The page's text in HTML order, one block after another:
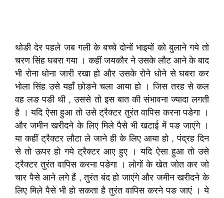
थोङी देर पहले जब गली के बच्चे दोनों भाइयों को बुलाने गये तो
चरण सिंह घबरा गया । कहीं जयकौर ने उसके लौट आने के बाद
भी रोना धोना जारी रखा हो और उसके रोने धोने से घबरा कर
भोला सिंह उसे यहाँ छोङने चला आया हो । जिस तरह से कल
वह लङ पङी थी , उससे तो इस बात की संभावना ज्यादा लगती
है । यदि ऐसा हुआ तो उसे ट्रैक्टर तुरंत वापिस करना पङेगा ।
और जमीन खरीदने के लिए मिले पैसे भी खटाई में पङ जाएंगे ।
या कहीं ट्रैक्टर लौटा ले जाने ही के लिए आया हो , पंद्रह दिन
से तो ऊपर हो गये ट्रैक्टर आए हुए । यदि ऐसा हुआ तो उसे
ट्रैक्टर तुरंत वापिस करना पङेगा । लोगों के खेत जोत कर जो
चार पैसे आने लगे हैं , तुरंत बंद हो जाएंगे और जमीन खरीदने के
लिए मिले पैसे भी हो सकता है तुरंत वापिस करने पङ जाएं । ये